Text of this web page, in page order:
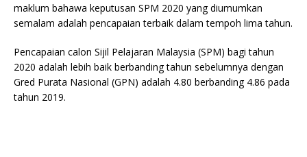
maklum bahawa keputusan SPM 2020 yang diumumkan
semalam adalah pencapaian terbaik dalam tempoh lima tahun.
Pencapaian calon Sijil Pelajaran Malaysia (SPM) bagi tahun
2020 adalah lebih baik berbanding tahun sebelumnya dengan
Gred Purata Nasional (GPN) adalah 4.80 berbanding 4.86 pada
tahun 2019.